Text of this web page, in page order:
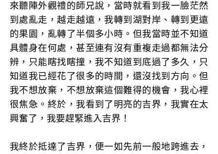
來聽陣外觀禮的師兄說，當時就看到我一臉茫然
到處亂走，越走越遠，我轉到湖對岸、轉到更遠
的果園，亂轉了半個多小時。但我當時並不知道
具體身在何處，甚至連有沒有重複走過都無法分
辨，只能瞎找瞎撞，我不知道到底過了多久，只
知道我已經花了很多的時間，還沒找到方向。但
我不想放棄，不想放棄這個難得的機會，我心裡
很焦急。終於，我看到了明亮的吉界，我實在太
興奮了，我要趕緊進入吉界！
我終於抵達了吉界，便一如先前一般地跨進去，